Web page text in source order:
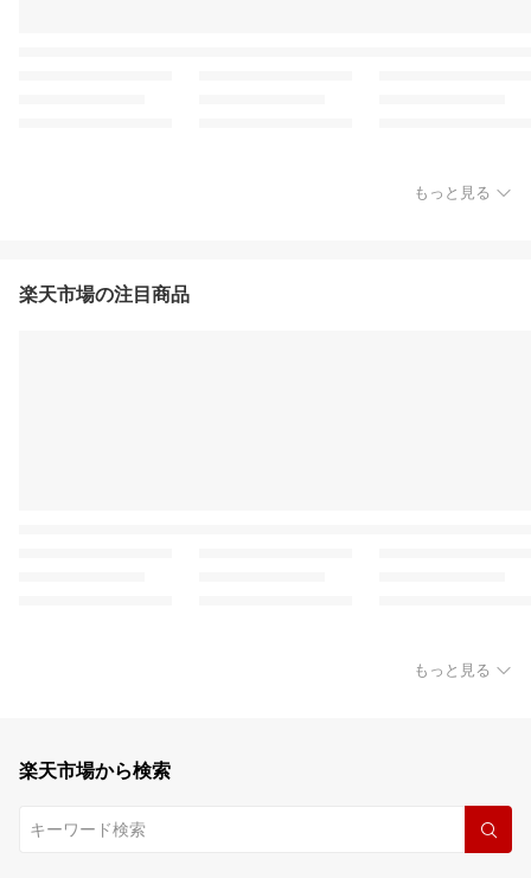
もっと見る
楽天市場の注目商品
もっと見る
楽天市場から検索